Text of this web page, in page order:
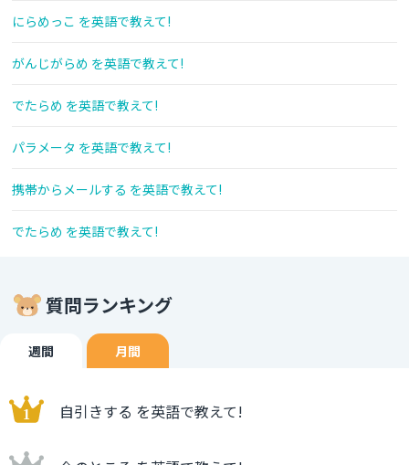
にらめっこ を英語で教えて!
がんじがらめ を英語で教えて!
でたらめ を英語で教えて!
パラメータ を英語で教えて!
携帯からメールする を英語で教えて!
でたらめ を英語で教えて!
質問ランキング
週間 月間
自引きする を英語で教えて!